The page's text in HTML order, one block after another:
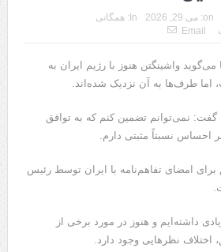
on: می 29, 2026 In: همگانی
Email
واشینگتن هنوز با رژیم ایران به
اما طرف‌ها به آن نزدیک شده‌اند.
نمی‌توانم تضمین کنم که به توافق
احساس نسبتاً مثبتی دارم.
برای امضای تفاهم‌نامه با ایران توسط رئیس
داشته‌ایم و هنوز در مورد برخی از
نظرهایی وجود دارد.